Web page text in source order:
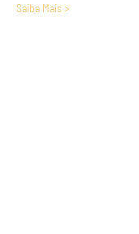
Saiba Mais >